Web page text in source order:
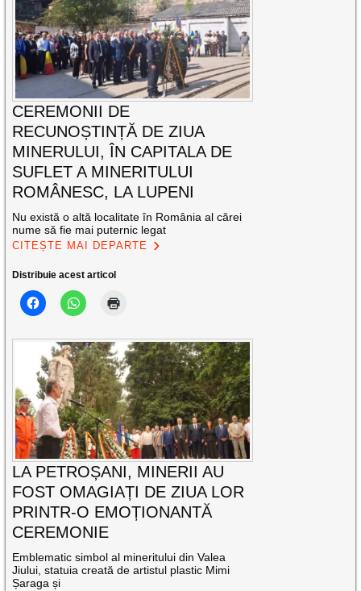
CEREMONII DE
RECUNOȘTINȚĂ DE ZIUA
MINERULUI, ÎN CAPITALA DE
SUFLET A MINERITULUI
ROMÂNESC, LA LUPENI
Nu există o altă localitate în România al cărei
nume să fie mai puternic legat
CITEȘTE MAI DEPARTE
Distribuie acest articol
LA PETROȘANI, MINERII AU
FOST OMAGIAȚI DE ZIUA LOR
PRINTR-O EMOȚIONANTĂ
CEREMONIE
Emblematic simbol al mineritului din Valea
Jiului, statuia creată de artistul plastic Mimi
Șaraga și